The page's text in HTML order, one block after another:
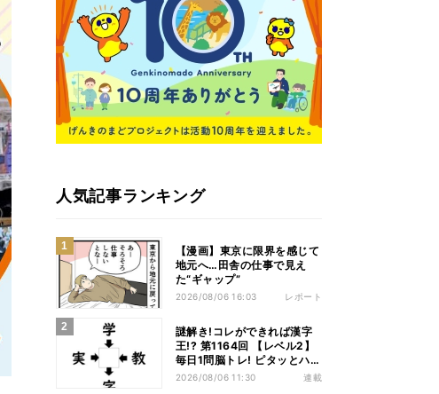
人気記事ランキング
【漫画】東京に限界を感じて
地元へ…田舎の仕事で見え
た“ギャップ”
2026/08/06 16:03 レポート
謎解き!コレができれば漢字
王!? 第1164回 【レベル2】
毎日1問脳トレ! ピタッとハマ
る漢字はどれだ?
2026/08/06 11:30 連載